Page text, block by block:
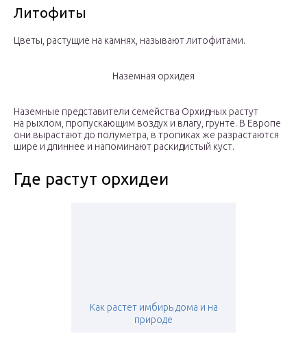
Литофиты
Цветы, растущие на камнях, называют литофитами.
Наземная орхидея
Наземные представители семейства Орхидных растут
на рыхлом, пропускающим воздух и влагу, грунте. В Европе
они вырастают до полуметра, в тропиках же разрастаются
шире и длиннее и напоминают раскидистый куст.
Где растут орхидеи
Как растет имбирь дома и на
природе